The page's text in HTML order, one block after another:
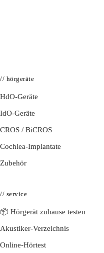
// hörgeräte
HdO-Geräte
IdO-Geräte
CROS / BiCROS
Cochlea-Implantate
Zubehör
// service
📦 Hörgerät zuhause testen
Akustiker-Verzeichnis
Online-Hörtest